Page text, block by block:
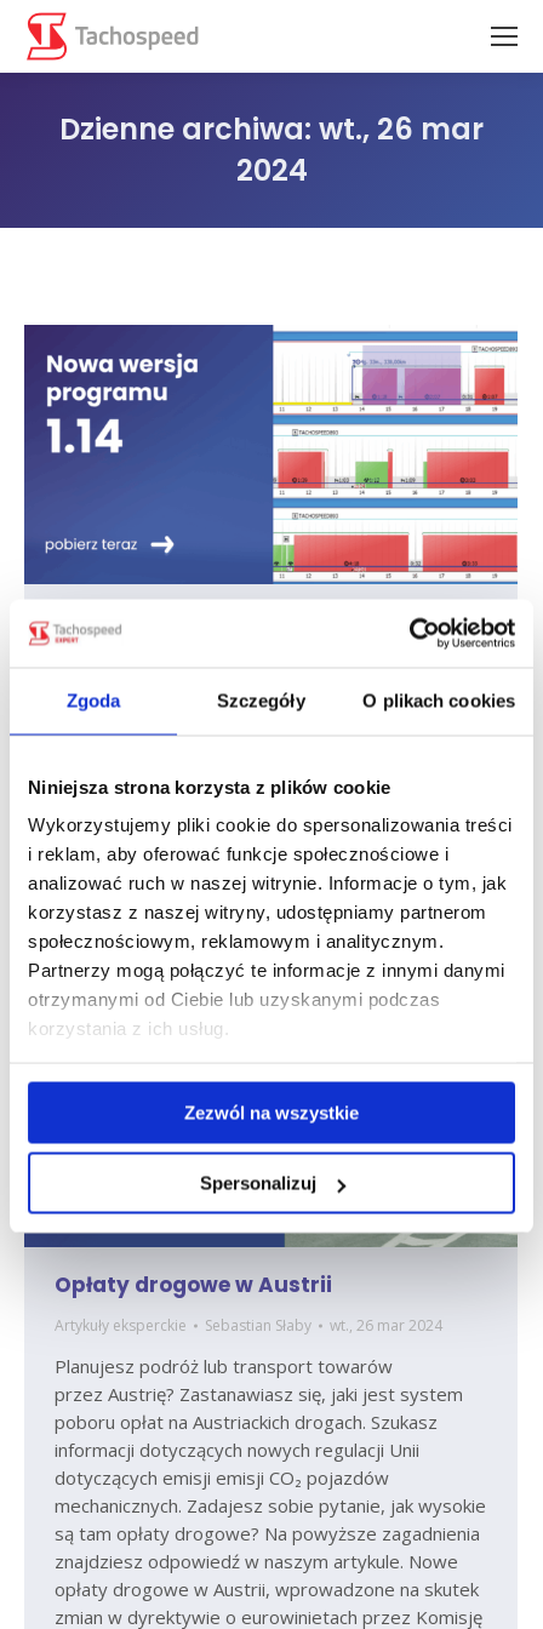
Zgoda Szczegóły O plikach cookies
Niniejsza strona korzysta z plików cookie
Wykorzystujemy pliki cookie do spersonalizowania treści
i reklam, aby oferować funkcje społecznościowe i
analizować ruch w naszej witrynie. Informacje o tym, jak
korzystasz z naszej witryny, udostępniamy partnerom
społecznościowym, reklamowym i analitycznym.
Partnerzy mogą połączyć te informacje z innymi danymi
otrzymanymi od Ciebie lub uzyskanymi podczas
korzystania z ich usług.
Zezwól na wszystkie
Spersonalizuj
Dzienne archiwa: wt., 26 mar
2024
Nowa wersja programu Tachospeed
Expert już dostępna!
Aktualności Sebastian Słaby wt., 26 mar 2024
Przygotowaliśmy aktualizację oprogramowania
program Tachospeed Expert do najnowszej wersji
1.14. Lista zmian w wersji 1.14: Aktualizacja
programu dostępna jest pod tym linkiem:
Aktualizacja Tachospeed Expert 1.14. Demo
programu można pobrać tutaj: Tachospeed Expert
Demo.
Opłaty drogowe w Austrii
Artykuły eksperckie Sebastian Słaby wt., 26 mar 2024
Planujesz podróż lub transport towarów
przez Austrię? Zastanawiasz się, jaki jest system
poboru opłat na Austriackich drogach. Szukasz
informacji dotyczących nowych regulacji Unii
dotyczących emisji emisji CO₂ pojazdów
mechanicznych. Zadajesz sobie pytanie, jak wysokie
są tam opłaty drogowe? Na powyższe zagadnienia
znajdziesz odpowiedź w naszym artykule. Nowe
opłaty drogowe w Austrii, wprowadzone na skutek
zmian w dyrektywie o eurowinietach przez Komisję